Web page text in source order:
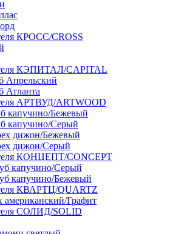
КРОСС/CROSS
КЭПИТАЛ/CAPITAL
Апрельский
Атланта
АРТВУД/ARTWOOD
капучино/Бежевый
капучино/Серый
дижон/Бежевый
дижон/Серый
КОНЦЕПТ/CONCEPT
капучино/Серый
капучино/Бежевый
КВАРТЦ/QUARTZ
американский/Графит
СОЛИД/SOLID